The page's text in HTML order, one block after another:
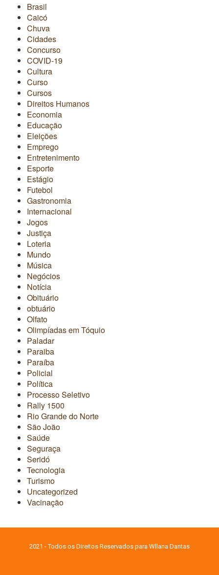
Brasil
Caicó
Chuva
Cidades
Concurso
COVID-19
Cultura
Curso
Cursos
Direitos Humanos
Economia
Educação
Eleições
Emprego
Entretenimento
Esporte
Estágio
Futebol
Gastronomia
Internacional
Jogos
Justiça
Loteria
Mundo
Música
Negócios
Notícia
Obituário
obtuário
Olfato
Olimpíadas em Tóquio
Paladar
Paraiba
Paraíba
Policial
Política
Processo Seletivo
Rally 1500
Rio Grande do Norte
São João
Saúde
Seguraça
Seridó
Tecnologia
Turismo
Uncategorized
Vacinação
2021 - Todos os Direitos Reservados para Wllana Dantas